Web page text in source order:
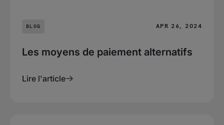
BLOG APR 26, 2024
Les moyens de paiement alternatifs
Lire l'article